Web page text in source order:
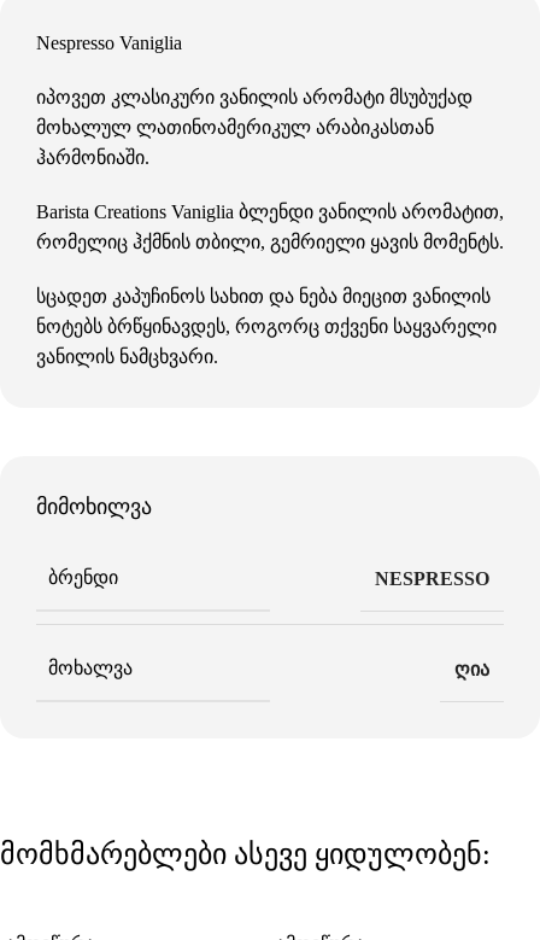
Nespresso Vaniglia
იპოვეთ კლასიკური ვანილის არომატი მსუბუქად
მოხალულ ლათინოამერიკულ არაბიკასთან
ჰარმონიაში.
Barista Creations Vaniglia ბლენდი ვანილის არომატით,
რომელიც ჰქმნის თბილი, გემრიელი ყავის მომენტს.
სცადეთ კაპუჩინოს სახით და ნება მიეცით ვანილის
ნოტებს ბრწყინავდეს, როგორც თქვენი საყვარელი
ვანილის ნამცხვარი.
მიმოხილვა
ᲑᲠᲔᲜᲓᲘ NESPRESSO
ᲛᲝᲮᲐᲚᲕᲐ ღია
მომხმარებლები ასევე ყიდულობენ: